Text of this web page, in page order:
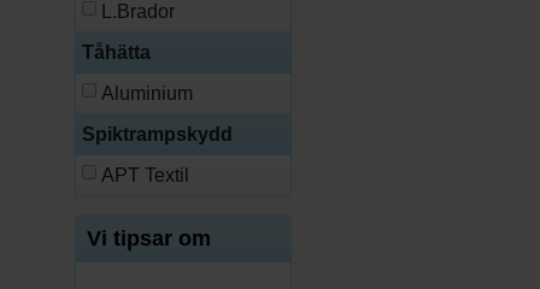
L.Brador
Tåhätta
Aluminium
Spiktrampskydd
APT Textil
Vi tipsar om